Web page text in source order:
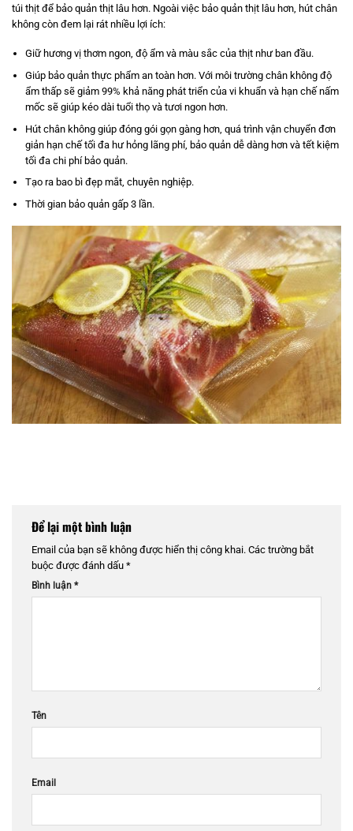
túi thịt để bảo quản thịt lâu hơn. Ngoài việc bảo quản thịt lâu hơn, hút chân
không còn đem lại rát nhiều lợi ích:
Giữ hương vị thơm ngon, độ ẩm và màu sắc của thịt như ban đầu.
Giúp bảo quản thực phẩm an toàn hơn. Với môi trường chân không độ
ẩm thấp sẽ giảm 99% khả năng phát triển của vi khuẩn và hạn chế nấm
mốc sẽ giúp kéo dài tuổi thọ và tươi ngon hơn.
Hút chân không giúp đóng gói gọn gàng hơn, quá trình vận chuyển đơn
giản hạn chế tối đa hư hỏng lãng phí, bảo quản dễ dàng hơn và tết kiệm
tối đa chi phí bảo quản.
Tạo ra bao bì đẹp mắt, chuyên nghiệp.
Thời gian bảo quản gấp 3 lần.
Để lại một bình luận
Email của bạn sẽ không được hiển thị công khai. Các trường bắt
buộc được đánh dấu *
Bình luận *
Tên
Email